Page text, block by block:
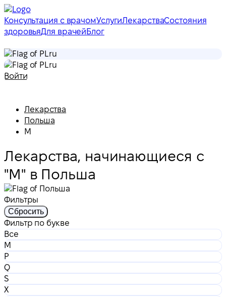
Консультация с врачомУслугиЛекарстваСостояния
здоровьяДля врачейБлог
ru
ru
Войти
Лекарства
Польша
M
Лекарства, начинающиеся с
"M" в Польша
Фильтры
Сбросить
Фильтр по букве
Все
M
P
Q
S
X